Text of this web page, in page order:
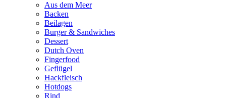
Aus dem Meer
Backen
Beilagen
Burger & Sandwiches
Dessert
Dutch Oven
Fingerfood
Geflügel
Hackfleisch
Hotdogs
Rind